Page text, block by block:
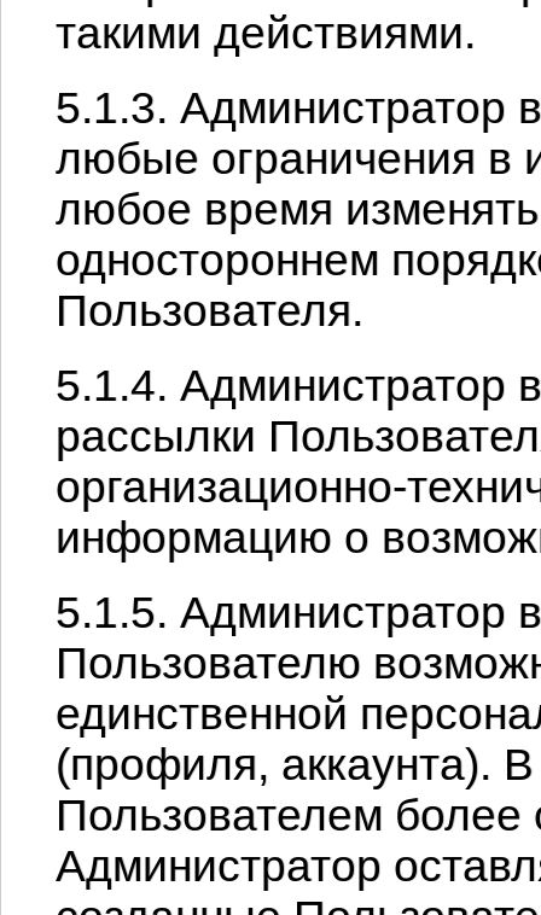
такими действиями.
5.1.3. Администратор
любые ограничения в
любое время
одностороннем
Пользователя.
5.1.4. Администратор
рассылки
организационно-
информацию о
5.1.5. Администратор
Пользователю
единственной
(профиля, аккаунта).
Пользователем более
Администратор